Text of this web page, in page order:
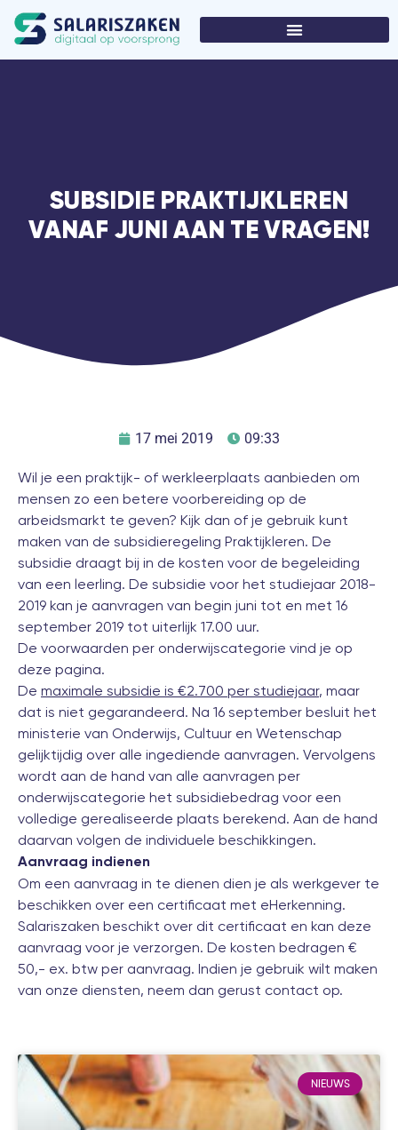
SUBSIDIE PRAKTIJKLEREN
VANAF JUNI AAN TE VRAGEN!
17 mei 2019 09:33
Wil je een praktijk- of werkleerplaats aanbieden om
mensen zo een betere voorbereiding op de
arbeidsmarkt te geven? Kijk dan of je gebruik kunt
maken van de subsidieregeling Praktijkleren. De
subsidie draagt bij in de kosten voor de begeleiding
van een leerling. De subsidie voor het studiejaar 2018-
2019 kan je aanvragen van begin juni tot en met 16
september 2019 tot uiterlijk 17.00 uur.
De voorwaarden per onderwijscategorie vind je op
deze pagina.
De maximale subsidie is €2.700 per studiejaar, maar
dat is niet gegarandeerd. Na 16 september besluit het
ministerie van Onderwijs, Cultuur en Wetenschap
gelijktijdig over alle ingediende aanvragen. Vervolgens
wordt aan de hand van alle aanvragen per
onderwijscategorie het subsidiebedrag voor een
volledige gerealiseerde plaats berekend. Aan de hand
daarvan volgen de individuele beschikkingen.
Aanvraag indienen
Om een aanvraag in te dienen dien je als werkgever te
beschikken over een certificaat met eHerkenning.
Salariszaken beschikt over dit certificaat en kan deze
aanvraag voor je verzorgen. De kosten bedragen €
50,- ex. btw per aanvraag. Indien je gebruik wilt maken
van onze diensten, neem dan gerust contact op.
NIEUWS